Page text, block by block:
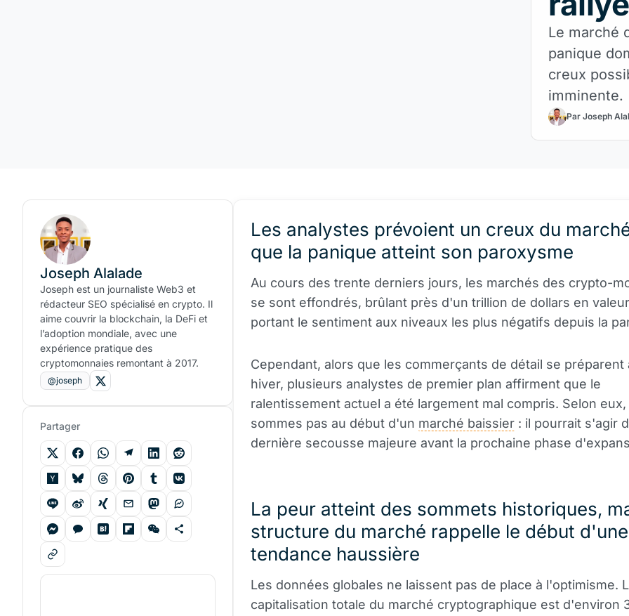
Le marché
panique
creux
imminente.
Par Joseph
Les analystes prévoient un creux du
que la panique atteint son paroxysme
Au cours des trente derniers jours, les marchés des crypto-
se sont effondrés, brûlant près d'un trillion de dollars en
portant le sentiment aux niveaux les plus négatifs depuis la
Cependant, alors que les commerçants de détail se
hiver, plusieurs analystes de premier plan affirment que le
ralentissement actuel a été largement mal compris. Selon
sommes pas au début d'un marché baissier : il pourrait s'agir
dernière secousse majeure avant la prochaine phase
La peur atteint des sommets historiques,
structure du marché rappelle le début d'une
tendance haussière
Les données globales ne laissent pas de place à l'optimisme.
capitalisation totale du marché cryptographique est d'environ
Joseph Alalade
Joseph est un journaliste Web3 et
rédacteur SEO spécialisé en crypto. Il
aime couvrir la blockchain, la DeFi et
l’adoption mondiale, avec une
expérience pratique des
cryptomonnaies remontant à 2017.
@joseph
Partager